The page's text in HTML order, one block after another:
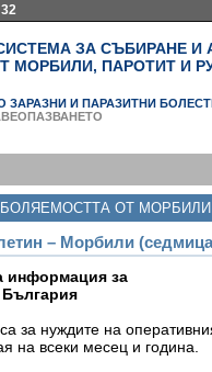
32
ЗА СЪБИРАНЕ И
МОРБИЛИ, ПАРОТИТ И
ЗАРАЗНИ И ПАРАЗИТНИ
ОТ МОРБИЛИ
– Морбили
информация за
за нуждите на
на всеки месец и година.